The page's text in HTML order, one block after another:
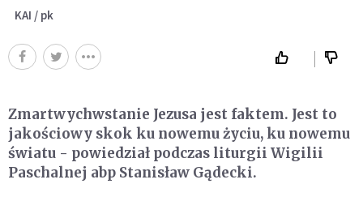
KAI / pk
Zmartwychwstanie Jezusa jest faktem. Jest to
jakościowy skok ku nowemu życiu, ku nowemu
światu - powiedział podczas liturgii Wigilii
Paschalnej abp Stanisław Gądecki.